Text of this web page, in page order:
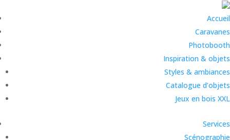
Accueil
Caravanes
Photobooth
Inspiration & objets
Styles & ambiances
Catalogue d’objets
Jeux en bois XXL
Services
Scénographie